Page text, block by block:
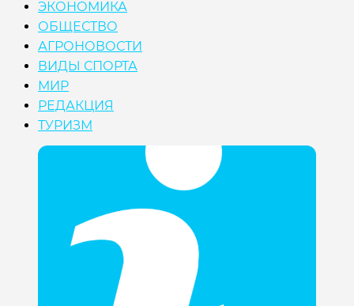
ЭКОНОМИКА
ОБЩЕСТВО
АГРОНОВОСТИ
ВИДЫ СПОРТА
МИР
РЕДАКЦИЯ
ТУРИЗМ